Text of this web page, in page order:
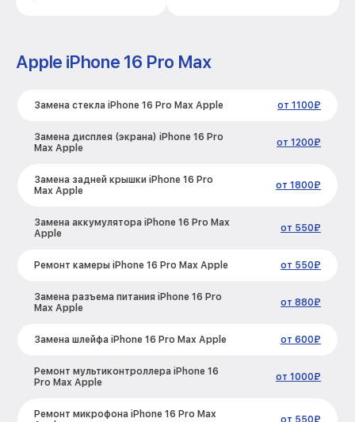
Apple iPhone 16 Pro Max
Замена стекла iPhone 16 Pro Max Apple от 1100₽
Замена дисплея (экрана) iPhone 16 Pro
Max Apple
от 1200₽
Замена задней крышки iPhone 16 Pro
Max Apple
от 1800₽
Замена аккумулятора iPhone 16 Pro Max
Apple
от 550₽
Ремонт камеры iPhone 16 Pro Max Apple от 550₽
Замена разъема питания iPhone 16 Pro
Max Apple
от 880₽
Замена шлейфа iPhone 16 Pro Max Apple от 600₽
Ремонт мультиконтроллера iPhone 16
Pro Max Apple
от 1000₽
Ремонт микрофона iPhone 16 Pro Max
от 550₽